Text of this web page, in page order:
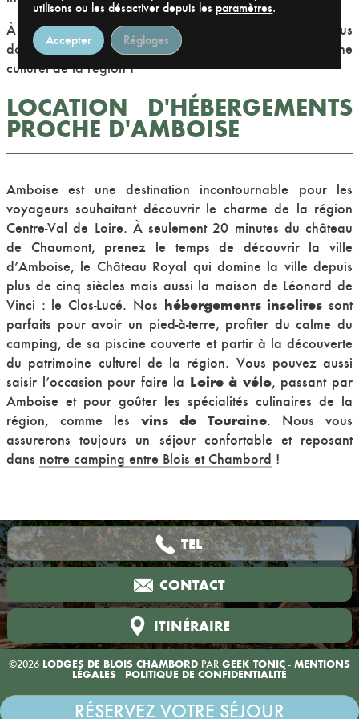
RÉSERVEZ VOTRE SÉJOUR
À faire en couple ou en famille, la ville d’Amboise vous
donnera un bel exemple de la richesse du patrimoine
culturel de la région !
LOCATION D'HÉBERGEMENTS
PROCHE D'AMBOISE
Amboise est une destination incontournable pour les
voyageurs souhaitant découvrir le charme de la région
Centre-Val de Loire. À seulement 20 minutes du château
de Chaumont, prenez le temps de découvrir la ville
d’Amboise, le Château Royal qui domine la ville depuis
plus de cinq siècles mais aussi la maison de Léonard de
Vinci : le Clos-Lucé. Nos hébergements insolites sont
parfaits pour avoir un pied-à-terre, profiter du calme du
camping, de sa piscine couverte et partir à la découverte
du patrimoine culturel de la région. Vous pouvez aussi
saisir l’occasion pour faire la Loire à vélo, passant par
Amboise et pour goûter les spécialités culinaires de la
région, comme les vins de Touraine. Nous vous
assurerons toujours un séjour confortable et reposant
dans notre camping entre Blois et Chambord !
TEL
CONTACT
ITINÉRAIRE
©2026 LODGES DE BLOIS CHAMBORD PAR GEEK TONIC - MENTIONS
LÉGALES - POLITIQUE DE CONFIDENTIALITÉ
utilisons ou les désactiver depuis les paramètres.
Accepter Réglages